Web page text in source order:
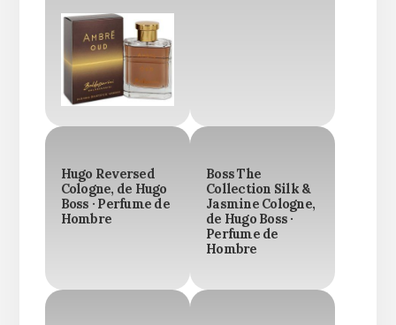
Hugo Reversed
Cologne, de Hugo
Boss · Perfume de
Hombre
Boss The
Collection Silk &
Jasmine Cologne,
de Hugo Boss ·
Perfume de
Hombre